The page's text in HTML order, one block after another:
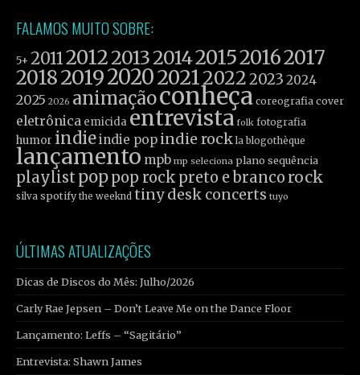
FALAMOS MUITO SOBRE:
5+ 2011201220132014201520162017
201820192020202120222023 2024
2025 2026 animaçãoconheça coreografia cover
eletrônica emicida entrevista folk fotografia
humor indieindie pop indie rock la blogothèque
lançamento mpb mp seleciona plano sequência
playlist poppop rock preto e branco rock
silva spotify the weeknd tiny desk concerts tuyo
ÚLTIMAS ATUALIZAÇÕES
Dicas de Discos do Mês: Julho/2026
Carly Rae Jepsen – Don’t Leave Me on the Dance Floor
Lançamento: Leffs – “Sagitário”
Entrevista: Shawn James